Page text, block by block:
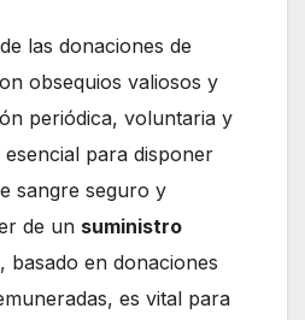
las donaciones de
obsequios valiosos y
periódica, voluntaria y
para disponer
sangre seguro y
de un suministro
, basado en donaciones
es vital para